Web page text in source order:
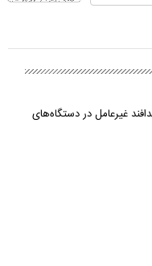
غیرعامل در دستگاه‌های